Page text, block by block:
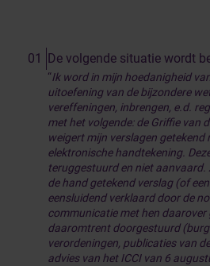
De volgende situatie wordt
“Ik word in mijn hoedanigheid
uitoefening van de bijzondere
vereffeningen, inbrengen, e.d.
met het volgende: de Griffie van
weigert mijn verslagen getekend
elektronische handtekening.
teruggestuurd en niet aanvaard.
de hand getekend verslag (of
eensluidend verklaard door de
communicatie met hen daarover
daaromtrent doorgestuurd
verordeningen, publicaties van
advies van het ICCI van 6